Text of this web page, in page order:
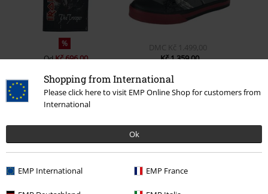
Shopping from International
Please click here to visit EMP Online Shop for customers from
International
Ok
EMP International EMP France
%
OdKč 696,00
DMC Kč 1.499,00
Kč 1.359,00
0 Hodnocení
Podělte se o váš názor "Powerslave".